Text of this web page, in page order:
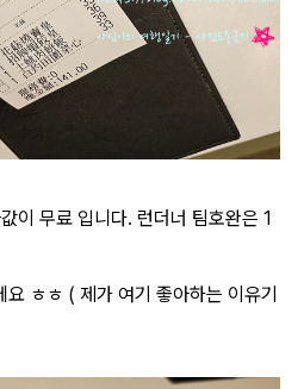
이 무료 입니다. 런더너 팀호완은 1
ㅎㅎ ( 제가 여기 좋아하는 이유기